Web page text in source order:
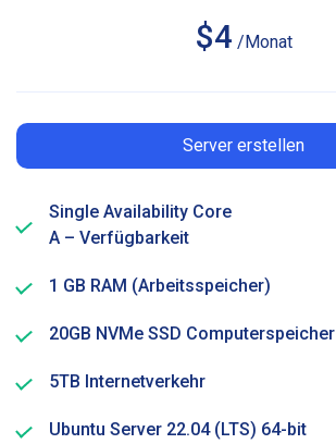
$4 /Monat
Server erstellen
Single Availability Core
A – Verfügbarkeit
1 GB RAM (Arbeitsspeicher)
20GB NVMe SSD Computerspeicher
5TB Internetverkehr
Ubuntu Server 22.04 (LTS) 64-bit